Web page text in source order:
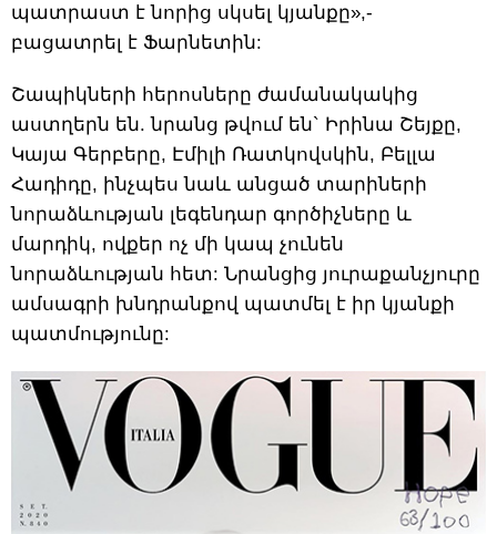
պատրաստ է նորից սկսել կյանքը»,-
բացատրել է Ֆարնետին:
Շապիկների հերոսները ժամանակակից
աստղերն են. նրանց թվում են` Իրինա Շեյքը,
Կայա Գերբերը, Էմիլի Ռատկովսկին, Բելլա
Հադիդը, ինչպես նաև անցած տարիների
նորաձևության լեգենդար գործիչները և
մարդիկ, ովքեր ոչ մի կապ չունեն
նորաձևության հետ: Նրանցից յուրաքանչյուրը
ամսագրի խնդրանքով պատմել է իր կյանքի
պատմությունը: